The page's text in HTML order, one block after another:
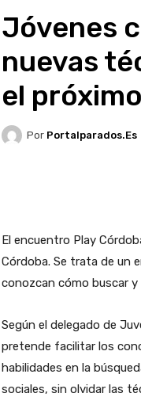
Jóvenes
nuevas
el
Por Portalparados.es
El encuentro Play
Córdoba. Se trata de un
conozcan cómo buscar y
Según el delegado de
pretende facilitar los
habilidades en la
sociales, sin olvidar las